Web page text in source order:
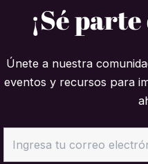
¡Sé
Únete a nuestra
eventos y recursos para